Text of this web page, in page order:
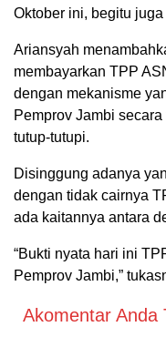
Oktober ini, begitu
Ariansyah
membayarkan TPP
dengan mekanisme
Pemprov Jambi
tutup-tutupi.
Disinggung adanya
dengan tidak cairnya
ada kaitannya antara
“Bukti nyata hari ini
Pemprov Jambi,”
Akomentar Anda